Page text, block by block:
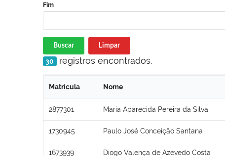
Fim
Buscar Limpar
30 registros encontrados.
Matrícula Nome
2877301 Maria Aparecida Pereira da Silva
1730945 Paulo José Conceição Santana
1673939 Diogo Valença de Azevedo Costa